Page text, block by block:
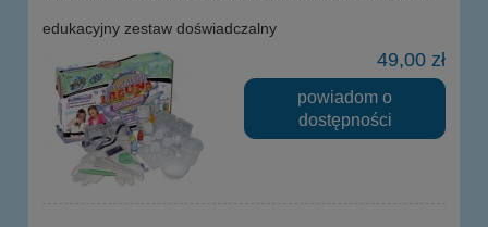
edukacyjny zestaw doświadczalny
49,00 zł
powiadom o
dostępności